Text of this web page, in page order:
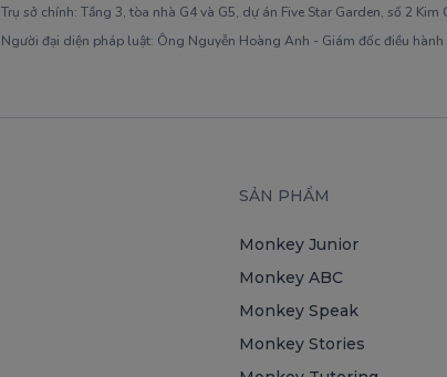
Trụ sở chính: Tầng 3, tòa nhà G4 và G5, dự án Five Star Garden, số 2
Người đại diện pháp luật: Ông Nguyễn Hoàng Anh - Giám đốc điều hành
SẢN PHẨM
Monkey Junior
Monkey ABC
Monkey Speak
Monkey Stories